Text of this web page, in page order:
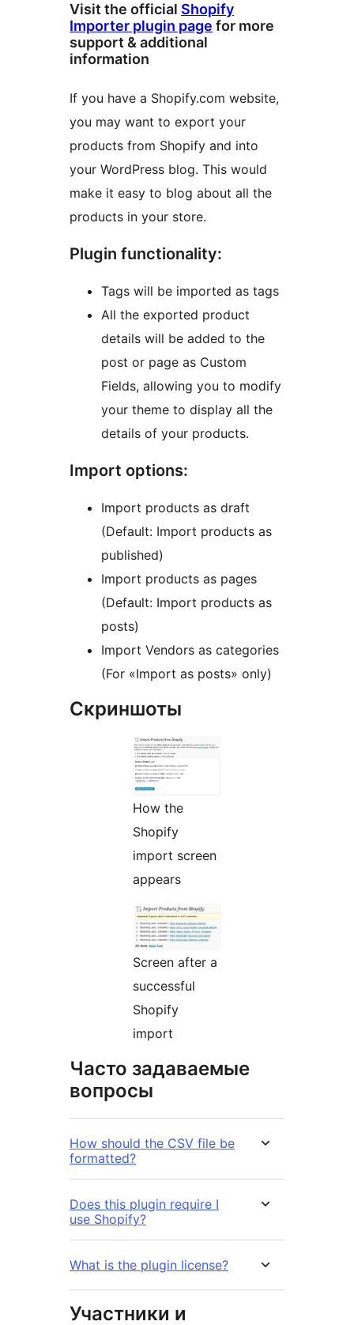
Visit the official Shopify
Importer plugin page for more
support & additional
information
If you have a Shopify.com website,
you may want to export your
products from Shopify and into
your WordPress blog. This would
make it easy to blog about all the
products in your store.
Plugin functionality:
Tags will be imported as tags
All the exported product
details will be added to the
post or page as Custom
Fields, allowing you to modify
your theme to display all the
details of your products.
Import options:
Import products as draft
(Default: Import products as
published)
Import products as pages
(Default: Import products as
posts)
Import Vendors as categories
(For «Import as posts» only)
Скриншоты
How the
Shopify
import screen
appears
Screen after a
successful
Shopify
import
Часто задаваемые
вопросы
How should the CSV file be
formatted?
Does this plugin require I
use Shopify?
What is the plugin license?
Участники и